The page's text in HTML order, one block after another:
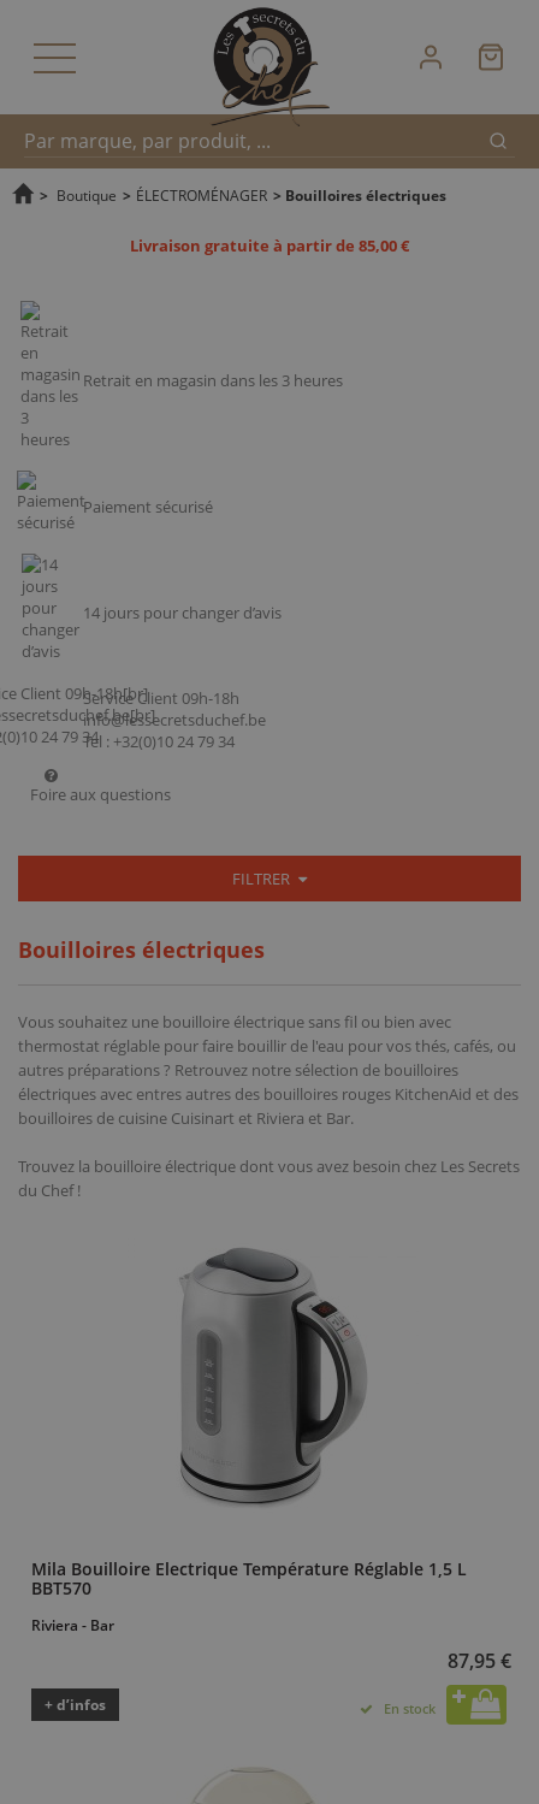
Recherche
> Boutique > ÉLECTROMÉNAGER > Bouilloires électriques
Livraison gratuite à partir de 85,00 €
Retrait en magasin dans les 3 heures
Paiement sécurisé
14 jours pour changer d’avis
Service Client 09h-18h
info@lessecretsduchef.be
Tel : +32(0)10 24 79 34
Foire aux questions
FILTRER
Bouilloires électriques
Vous souhaitez une bouilloire électrique sans fil ou bien avec
thermostat réglable pour faire bouillir de l'eau pour vos thés, cafés, ou
autres préparations ? Retrouvez notre sélection de bouilloires
électriques avec entres autres des bouilloires rouges KitchenAid et des
bouilloires de cuisine Cuisinart et Riviera et Bar.
Trouvez la bouilloire électrique dont vous avez besoin chez Les Secrets
du Chef !
Mila Bouilloire Electrique Température Réglable 1,5 L
BBT570
Riviera - Bar
87,95 €
+ d’infos En stock